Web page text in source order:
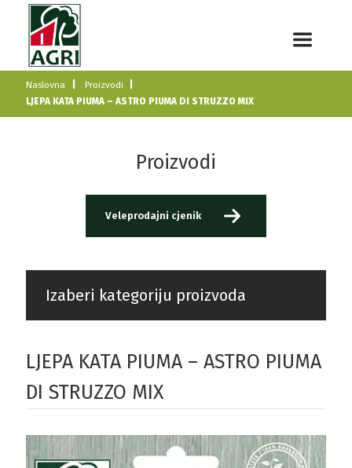
Naslovna
Proizvodi
LJEPA KATA PIUMA – ASTRO PIUMA DI STRUZZO MIX
Proizvodi
Veleprodajni cjenik
Izaberi kategoriju proizvoda
LJEPA KATA PIUMA – ASTRO PIUMA
DI STRUZZO MIX